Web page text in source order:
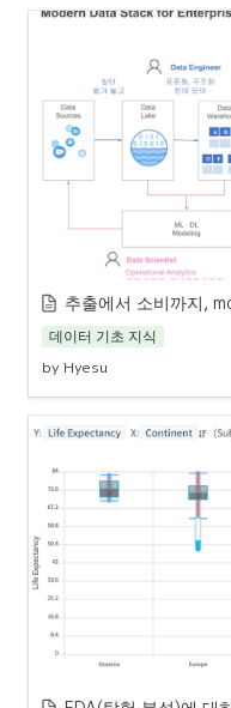
추출에서 소비까지,
데이터 기초 지식
by Hyesu